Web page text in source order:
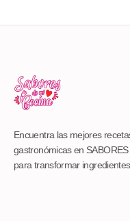
Encuentra las mejores
gastronómicas en
para transformar